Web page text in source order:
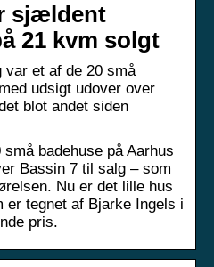
sjældent
21 kvm solgt
et af de 20 små
udsigt udover over
blot andet siden
badehuse på Aarhus
Bassin 7 til salg – som
Nu er det lille hus
er tegnet af Bjarke Ingels i
pris.